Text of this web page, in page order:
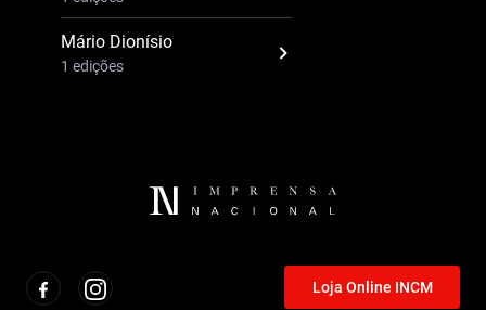
Mário Dionísio
1 edições
Loja Online INCM